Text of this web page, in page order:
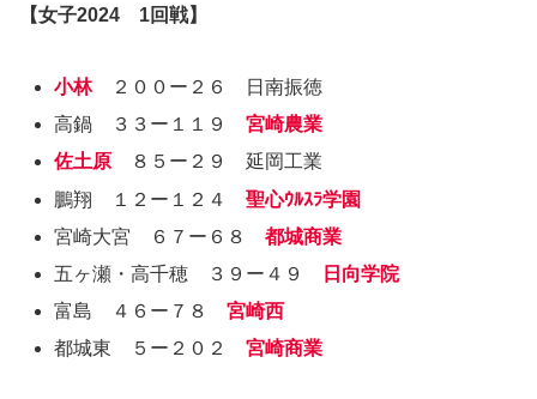
【女子2024 1回戦】
小林２００ー２６ 日南振徳
高鍋 ３３ー１１９宮崎農業
佐土原 ８５ー２９ 延岡工業
鵬翔 １２ー１２４聖心ｳﾙｽﾗ学園
宮崎大宮 ６７ー６８都城商業
五ヶ瀬・高千穂 ３９ー４９
日向学院
富島 ４６ー７８宮崎西
都城東 ５ー２０２宮崎商業